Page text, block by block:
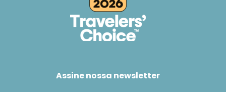
Assine nossa newsletter